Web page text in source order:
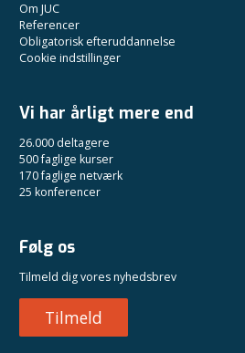
Om JUC
Referencer
Obligatorisk efteruddannelse
Cookie indstillinger
Vi har årligt mere end
26.000 deltagere
500 faglige kurser
170 faglige netværk
25 konferencer
Følg os
Tilmeld dig vores nyhedsbrev
Tilmeld